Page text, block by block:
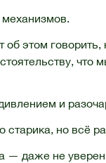
этом говорить,
что
и
старика, но всё
даже не уверен,